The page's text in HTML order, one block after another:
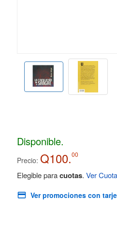
Disponible.
Precio: Q100.00
Elegible paracuotas. Ver
Ver promociones con